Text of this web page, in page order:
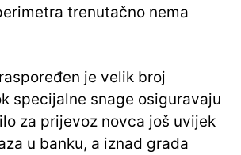
trenutačno nema
je velik broj
specijalne snage osiguravaju
za prijevoz novca još uvijek
u banku, a iznad grada